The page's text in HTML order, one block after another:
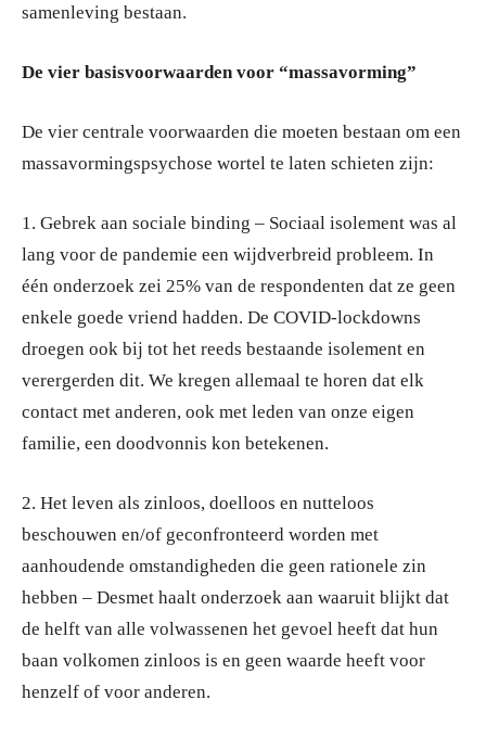
samenleving bestaan.
De vier basisvoorwaarden voor “massavorming”
De vier centrale voorwaarden die moeten bestaan om een
massavormingspsychose wortel te laten schieten zijn:
1. Gebrek aan sociale binding – Sociaal isolement was al
lang voor de pandemie een wijdverbreid probleem. In
één onderzoek zei 25% van de respondenten dat ze geen
enkele goede vriend hadden. De COVID-lockdowns
droegen ook bij tot het reeds bestaande isolement en
verergerden dit. We kregen allemaal te horen dat elk
contact met anderen, ook met leden van onze eigen
familie, een doodvonnis kon betekenen.
2. Het leven als zinloos, doelloos en nutteloos
beschouwen en/of geconfronteerd worden met
aanhoudende omstandigheden die geen rationele zin
hebben – Desmet haalt onderzoek aan waaruit blijkt dat
de helft van alle volwassenen het gevoel heeft dat hun
baan volkomen zinloos is en geen waarde heeft voor
henzelf of voor anderen.